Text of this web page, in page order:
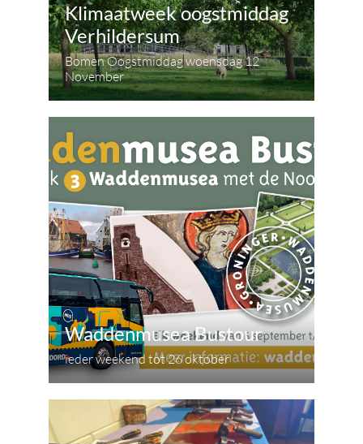
Klimaatweek oogstmiddag
Verhildersum
Bomen Oogstmiddag woensdag 12
November
Waddenmusea Bustour
ieder weekend tot 26 oktober